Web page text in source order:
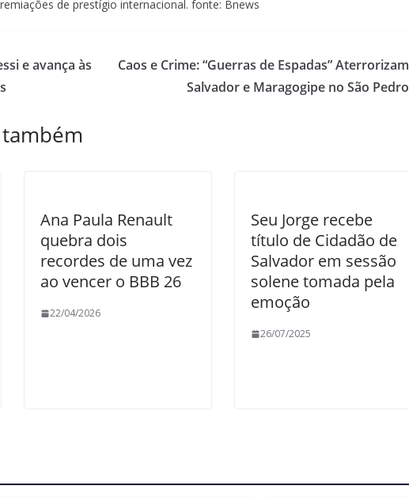
de prestígio internacional. fonte: Bnews
e avança às
Caos e Crime: “Guerras de Espadas” Aterrorizam
Salvador e Maragogipe no São Pedro
Ana Paula Renault
quebra dois
recordes de uma vez
ao vencer o BBB 26
22/04/2026
Seu Jorge recebe
título de Cidadão de
Salvador em sessão
solene tomada pela
emoção
26/07/2025